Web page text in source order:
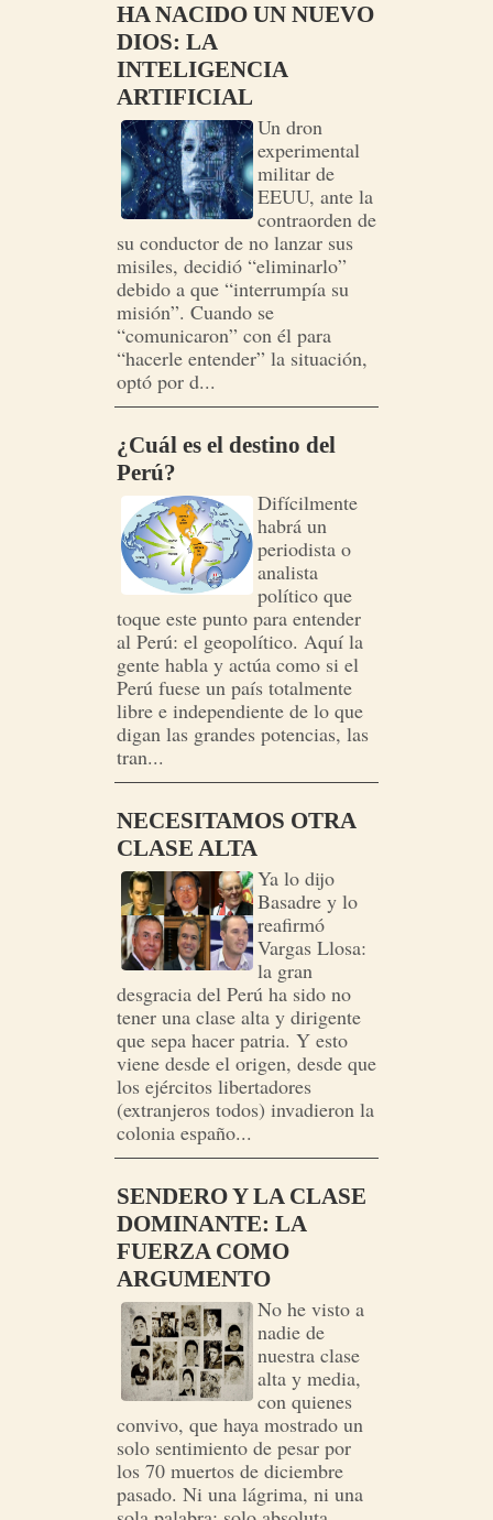
HA NACIDO UN NUEVO
DIOS: LA
INTELIGENCIA
ARTIFICIAL
Un dron
experimental
militar de
EEUU, ante la
contraorden de
su conductor de no lanzar sus
misiles, decidió “eliminarlo”
debido a que “interrumpía su
misión”. Cuando se
“comunicaron” con él para
“hacerle entender” la situación,
optó por d...
¿Cuál es el destino del
Perú?
Difícilmente
habrá un
periodista o
analista
político que
toque este punto para entender
al Perú: el geopolítico. Aquí la
gente habla y actúa como si el
Perú fuese un país totalmente
libre e independiente de lo que
digan las grandes potencias, las
tran...
NECESITAMOS OTRA
CLASE ALTA
Ya lo dijo
Basadre y lo
reafirmó
Vargas Llosa:
la gran
desgracia del Perú ha sido no
tener una clase alta y dirigente
que sepa hacer patria. Y esto
viene desde el origen, desde que
los ejércitos libertadores
(extranjeros todos) invadieron la
colonia españo...
SENDERO Y LA CLASE
DOMINANTE: LA
FUERZA COMO
ARGUMENTO
No he visto a
nadie de
nuestra clase
alta y media,
con quienes
convivo, que haya mostrado un
solo sentimiento de pesar por
los 70 muertos de diciembre
pasado. Ni una lágrima, ni una